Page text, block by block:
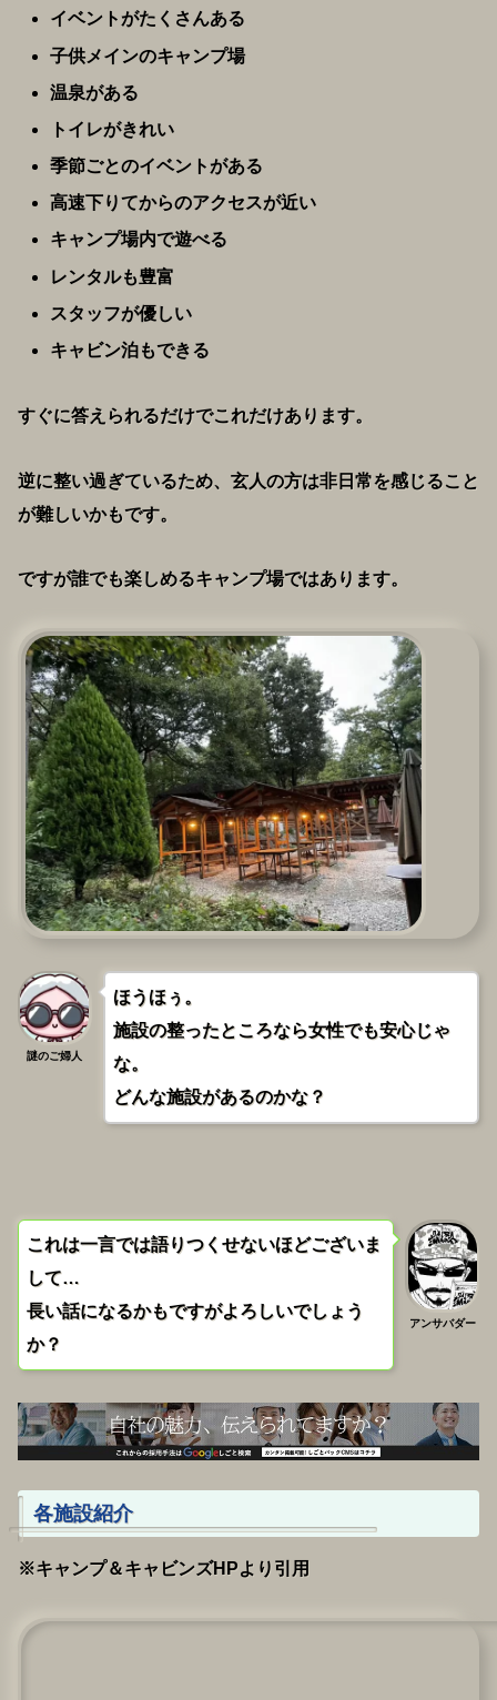
イベントがたくさんある
子供メインのキャンプ場
温泉がある
トイレがきれい
季節ごとのイベントがある
高速下りてからのアクセスが近い
キャンプ場内で遊べる
レンタルも豊富
スタッフが優しい
キャビン泊もできる
すぐに答えられるだけでこれだけあります。
逆に整い過ぎているため、玄人の方は非日常を感じること
が難しいかもです。
ですが誰でも楽しめるキャンプ場ではあります。
謎のご婦人
ほうほぅ。
施設の整ったところなら女性でも安心じゃ
な。
どんな施設があるのかな？
アンサバダー
これは一言では語りつくせないほどございま
して…
長い話になるかもですがよろしいでしょう
か？
各施設紹介
※キャンプ＆キャビンズHPより引用